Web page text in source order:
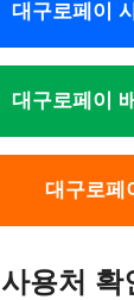
대구로페이
대구로페이
대구로페
용처 확